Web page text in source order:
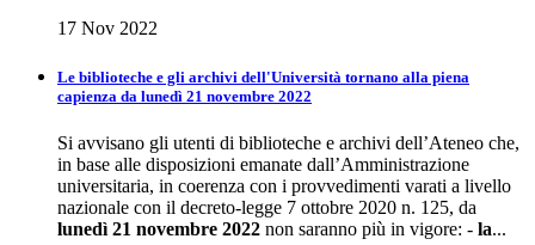
17 Nov 2022
Le biblioteche e gli archivi dell'Università tornano alla piena
capienza da lunedì 21 novembre 2022
Si avvisano gli utenti di biblioteche e archivi dell’Ateneo che,
in base alle disposizioni emanate dall’Amministrazione
universitaria, in coerenza con i provvedimenti varati a livello
nazionale con il decreto-legge 7 ottobre 2020 n. 125, da
lunedì 21 novembre 2022 non saranno più in vigore: - la...